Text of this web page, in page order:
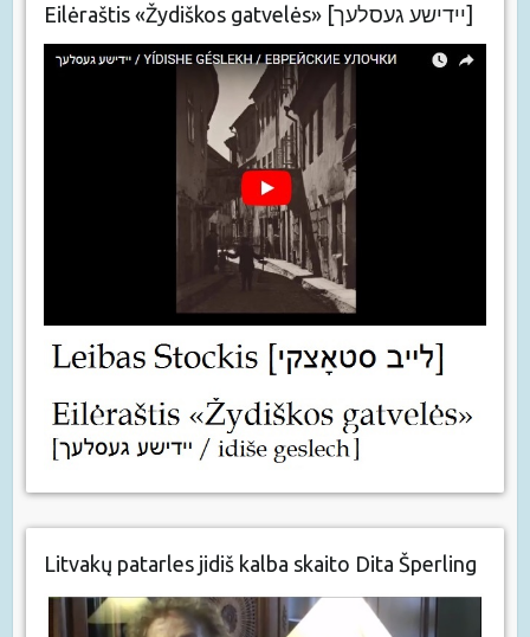
Eilėraštis «Žydiškos gatvelės» [יידישע געסלעך]
Litvakų patarles jidiš kalba skaito Dita Šperling